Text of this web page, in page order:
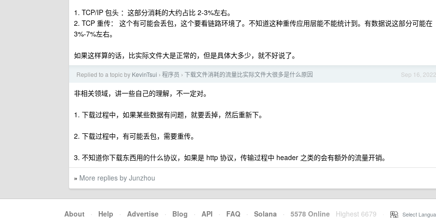
1. TCP/IP 包头 ：这部分消耗的大约占比 2-3%左右。
2. TCP 重传： 这个有可能会丢包，这个要看链路环境了。不知道这种重传应用层能不能统计到。有数据说这部分可能在
3%-7%左右。
如果这样算的话，比实际文件大是正常的，但是具体大多少，就不好说了。
Sep 16, 2022
Replied to a topic by KevinTsui › 程序员 › 下载文件消耗的流量比实际文件大很多是什么原因
非相关领域，讲一些自己的理解，不一定对。
1. 下载过程中，如果某些数据有问题，就要丢掉，然后重新下。
2. 下载过程中，有可能丢包，需要重传。
3. 不知道你下载东西用的什么协议，如果是 http 协议，传输过程中 header 之类的会有额外的流量开销。
» More replies by Junzhou
About · Help · Advertise · Blog · API · FAQ · Solana · 5578 Online Highest 6679 Select